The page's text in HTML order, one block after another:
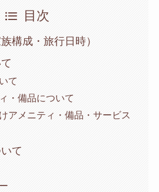
目次
構成・旅行日時）
て
・備品について
アメニティ・備品・サービス
て